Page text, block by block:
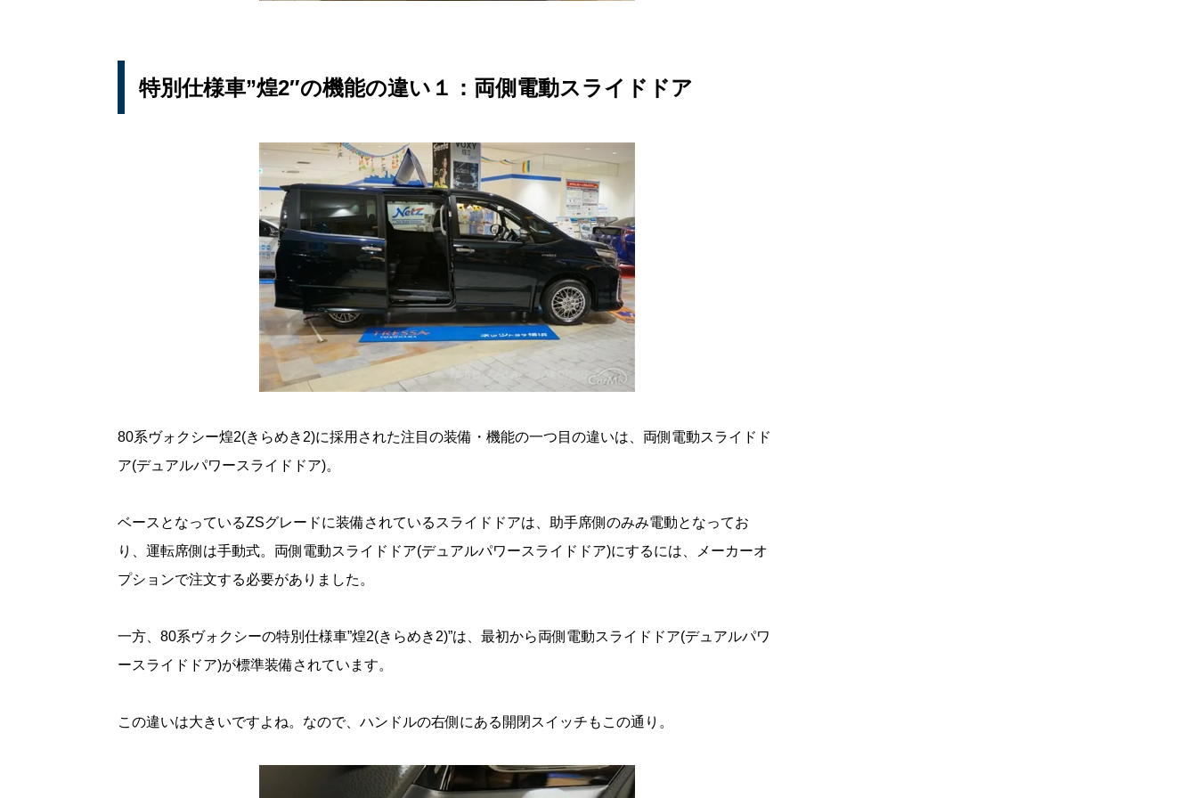
特別仕様車”煌2″の機能の違い１：両側電動スライドドア
80系ヴォクシー煌2(きらめき2)に採用された注目の装備・機能の一つ目の違いは、両側電動スライドド
ア(デュアルパワースライドドア)。
ベースとなっているZSグレードに装備されているスライドドアは、助手席側のみみ電動となってお
り、運転席側は手動式。両側電動スライドドア(デュアルパワースライドドア)にするには、メーカーオ
プションで注文する必要がありました。
一方、80系ヴォクシーの特別仕様車”煌2(きらめき2)”は、最初から両側電動スライドドア(デュアルパワ
ースライドドア)が標準装備されています。
この違いは大きいですよね。なので、ハンドルの右側にある開閉スイッチもこの通り。